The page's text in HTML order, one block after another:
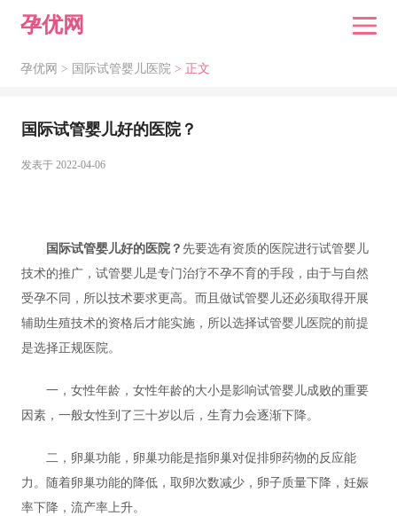
孕优网
孕优网 > 国际试管婴儿医院 > 正文
国际试管婴儿好的医院？
发表于 2022-04-06
国际试管婴儿好的医院？ 先要选有资质的医院进行试管婴儿
技术的推广，试管婴儿是专门治疗不孕不育的手段，由于与自然
受孕不同，所以技术要求更高。而且做试管婴儿还必须取得开展
辅助生殖技术的资格后才能实施，所以选择试管婴儿医院的前提
是选择正规医院。
一，女性年龄，女性年龄的大小是影响试管婴儿成败的重要
因素，一般女性到了三十岁以后，生育力会逐渐下降。
二，卵巢功能，卵巢功能是指卵巢对促排卵药物的反应能
力。随着卵巢功能的降低，取卵次数减少，卵子质量下降，妊娠
率下降，流产率上升。